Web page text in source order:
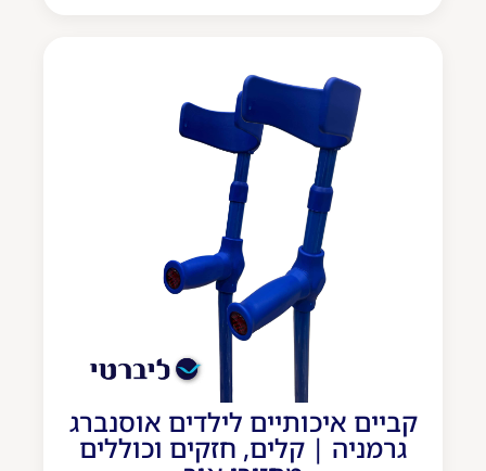
קביים איכותיים לילדים אוסנברג
גרמניה | קלים, חזקים וכוללים